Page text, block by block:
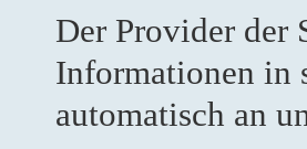
Der Provider der
Informationen in
automatisch an